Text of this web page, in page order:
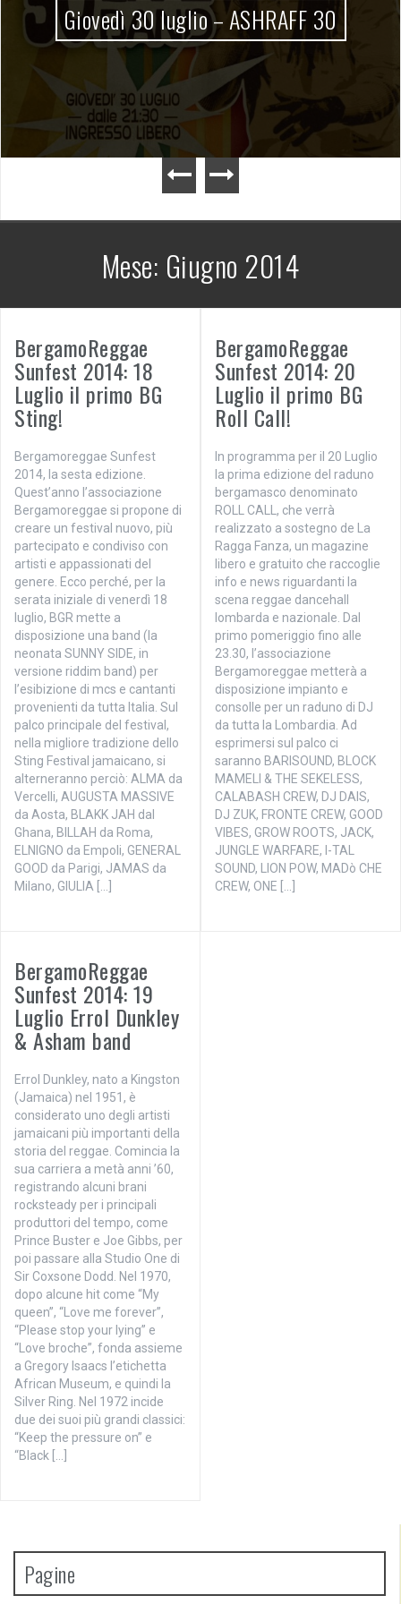
Giovedì 30 luglio – ASHRAFF 30
Mese: Giugno 2014
BergamoReggae
Sunfest 2014: 18
Luglio il primo BG
Sting!
Bergamoreggae Sunfest
2014, la sesta edizione.
Quest’anno l’associazione
Bergamoreggae si propone di
creare un festival nuovo, più
partecipato e condiviso con
artisti e appassionati del
genere. Ecco perché, per la
serata iniziale di venerdì 18
luglio, BGR mette a
disposizione una band (la
neonata SUNNY SIDE, in
versione riddim band) per
l’esibizione di mcs e cantanti
provenienti da tutta Italia. Sul
palco principale del festival,
nella migliore tradizione dello
Sting Festival jamaicano, si
alterneranno perciò: ALMA da
Vercelli, AUGUSTA MASSIVE
da Aosta, BLAKK JAH dal
Ghana, BILLAH da Roma,
ELNIGNO da Empoli, GENERAL
GOOD da Parigi, JAMAS da
Milano, GIULIA […]
BergamoReggae
Sunfest 2014: 20
Luglio il primo BG
Roll Call!
In programma per il 20 Luglio
la prima edizione del raduno
bergamasco denominato
ROLL CALL, che verrà
realizzato a sostegno de La
Ragga Fanza, un magazine
libero e gratuito che raccoglie
info e news riguardanti la
scena reggae dancehall
lombarda e nazionale. Dal
primo pomeriggio fino alle
23.30, l’associazione
Bergamoreggae metterà a
disposizione impianto e
consolle per un raduno di DJ
da tutta la Lombardia. Ad
esprimersi sul palco ci
saranno BARISOUND, BLOCK
MAMELI & THE SEKELESS,
CALABASH CREW, DJ DAIS,
DJ ZUK, FRONTE CREW, GOOD
VIBES, GROW ROOTS, JACK,
JUNGLE WARFARE, I-TAL
SOUND, LION POW, MADò CHE
CREW, ONE […]
BergamoReggae
Sunfest 2014: 19
Luglio Errol Dunkley
& Asham band
Errol Dunkley, nato a Kingston
(Jamaica) nel 1951, è
considerato uno degli artisti
jamaicani più importanti della
storia del reggae. Comincia la
sua carriera a metà anni ’60,
registrando alcuni brani
rocksteady per i principali
produttori del tempo, come
Prince Buster e Joe Gibbs, per
poi passare alla Studio One di
Sir Coxsone Dodd. Nel 1970,
dopo alcune hit come “My
queen”, “Love me forever”,
“Please stop your lying” e
“Love broche”, fonda assieme
a Gregory Isaacs l’etichetta
African Museum, e quindi la
Silver Ring. Nel 1972 incide
due dei suoi più grandi classici:
“Keep the pressure on” e
“Black […]
Pagine